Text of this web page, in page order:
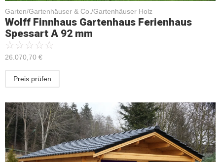
Garten/Gartenhäuser & Co./Gartenhäuser Holz
Wolff Finnhaus Gartenhaus Ferienhaus
Spessart A 92 mm
☆☆☆☆☆
26.070,70 €
Preis prüfen